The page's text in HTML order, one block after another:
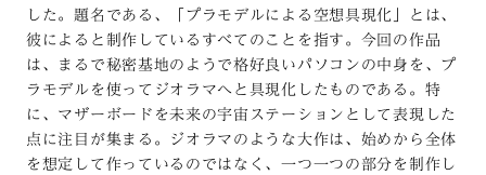
した。題名である、「プラモデルによる空想具現化」とは、
彼によると制作しているすべてのことを指す。今回の作品
は、まるで秘密基地のようで格好良いパソコンの中身を、プ
ラモデルを使ってジオラマへと具現化したものである。特
に、マザーボードを未来の宇宙ステーションとして表現した
点に注目が集まる。ジオラマのような大作は、始めから全体
を想定して作っているのではなく、一つ一つの部分を制作し